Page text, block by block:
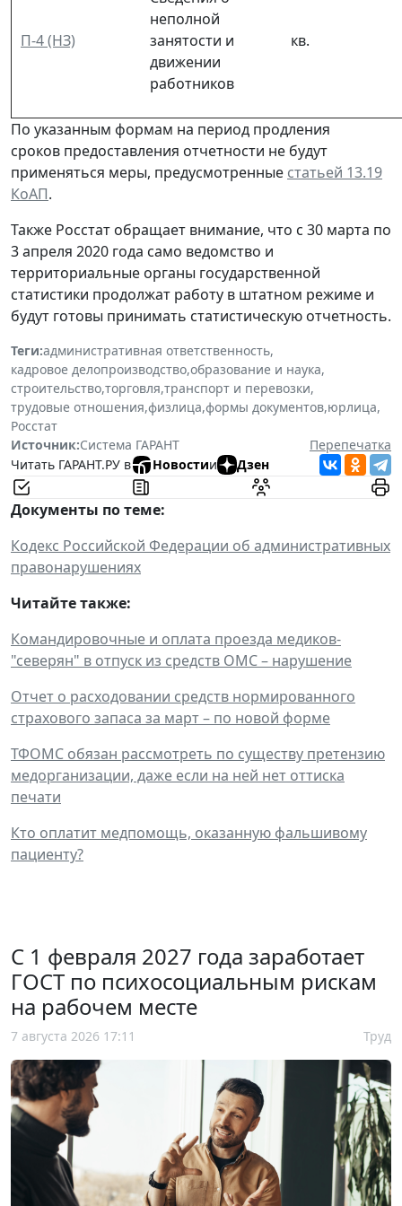
П-4 (НЗ)
неполной
занятости и
движении
работников
кв.
По указанным формам на период продления
сроков предоставления отчетности не будут
применяться меры, предусмотренные статьей 13.19
КоАП.
Также Росстат обращает внимание, что с 30 марта по
3 апреля 2020 года само ведомство и
территориальные органы государственной
статистики продолжат работу в штатном режиме и
будут готовы принимать статистическую отчетность.
Теги:административная ответственность,
кадровое делопроизводство,образование и наука,
строительство,торговля,транспорт и перевозки,
трудовые отношения,физлица,формы документов,юрлица,
Росстат
Источник:Система ГАРАНТ
Перепечатка
Читать ГАРАНТ.РУ в
Новостии Дзен
Документы по теме:
Кодекс Российской Федерации об административных
правонарушениях
Читайте также:
Командировочные и оплата проезда медиков-
"северян" в отпуск из средств ОМС – нарушение
Отчет о расходовании средств нормированного
страхового запаса за март – по новой форме
ТФОМС обязан рассмотреть по существу претензию
медорганизации, даже если на ней нет оттиска
печати
Кто оплатит медпомощь, оказанную фальшивому
пациенту?
С 1 февраля 2027 года заработает
ГОСТ по психосоциальным рискам
на рабочем месте
7 августа 2026 17:11 Труд